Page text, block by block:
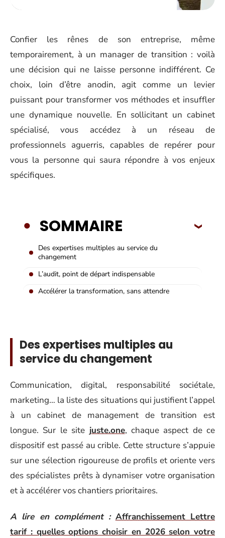
Confier les rênes de son entreprise, même
temporairement, à un manager de transition : voilà
une décision qui ne laisse personne indifférent. Ce
choix, loin d’être anodin, agit comme un levier
puissant pour transformer vos méthodes et insuffler
une dynamique nouvelle. En sollicitant un cabinet
spécialisé, vous accédez à un réseau de
professionnels aguerris, capables de repérer pour
vous la personne qui saura répondre à vos enjeux
spécifiques.
SOMMAIRE
Des expertises multiples au service du
changement
L’audit, point de départ indispensable
Accélérer la transformation, sans attendre
Des expertises multiples au
service du changement
Communication, digital, responsabilité sociétale,
marketing… la liste des situations qui justifient l’appel
à un cabinet de management de transition est
longue. Sur le site juste.one, chaque aspect de ce
dispositif est passé au crible. Cette structure s’appuie
sur une sélection rigoureuse de profils et oriente vers
des spécialistes prêts à dynamiser votre organisation
et à accélérer vos chantiers prioritaires.
A lire en complément : Affranchissement Lettre
tarif : quelles options choisir en 2026 selon votre